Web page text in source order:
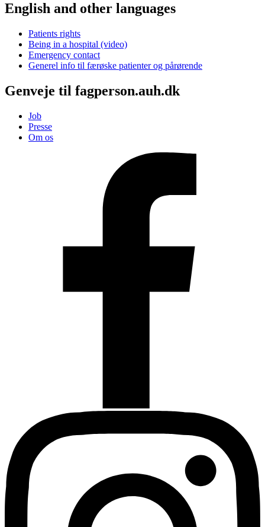
English and other languages
Patients rights
Being in a hospital (video)
Emergency contact
Generel info til færøske patienter og pårørende
Genveje til fagperson.auh.dk
Job
Presse
Om os